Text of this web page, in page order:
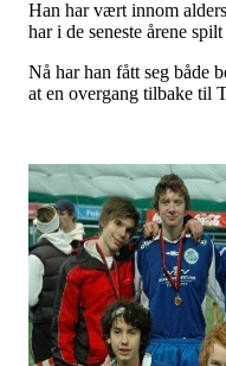
Han har vært innom
har i de seneste årene
Nå har han fått seg både
at en overgang tilbake til